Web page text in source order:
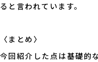
ると言われています。
〈まとめ〉
今回紹介した点は基礎的